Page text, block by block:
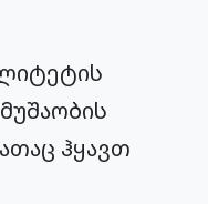
ჰყავთ